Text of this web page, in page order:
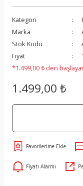
Kategori
Marka
Stok Kodu
Fiyat
*1.499,00 ₺ den
1.499,00 ₺
Fiyatı Alarmı